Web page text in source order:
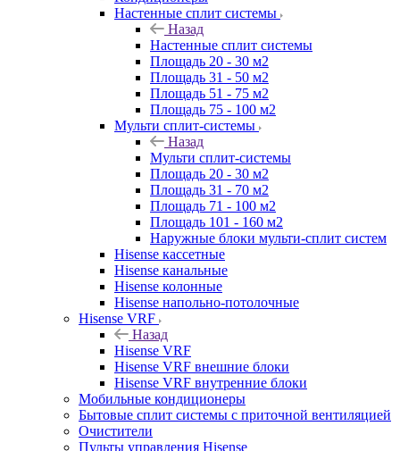
Настенные сплит системы
Назад
Настенные сплит системы
Площадь 20 - 30 м2
Площадь 31 - 50 м2
Площадь 51 - 75 м2
Площадь 75 - 100 м2
Мульти сплит-системы
Назад
Мульти сплит-системы
Площадь 20 - 30 м2
Площадь 31 - 70 м2
Площадь 71 - 100 м2
Площадь 101 - 160 м2
Наружные блоки мульти-сплит систем
Hisense кассетные
Hisense канальные
Hisense колонные
Hisense напольно-потолочные
Hisense VRF
Назад
Hisense VRF
Hisense VRF внешние блоки
Hisense VRF внутренние блоки
Мобильные кондиционеры
Бытовые сплит системы с приточной вентиляцией
Очистители
Пульты управления Hisense